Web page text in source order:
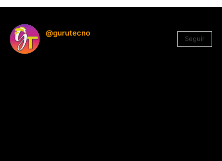
@gurutecno
Seguir